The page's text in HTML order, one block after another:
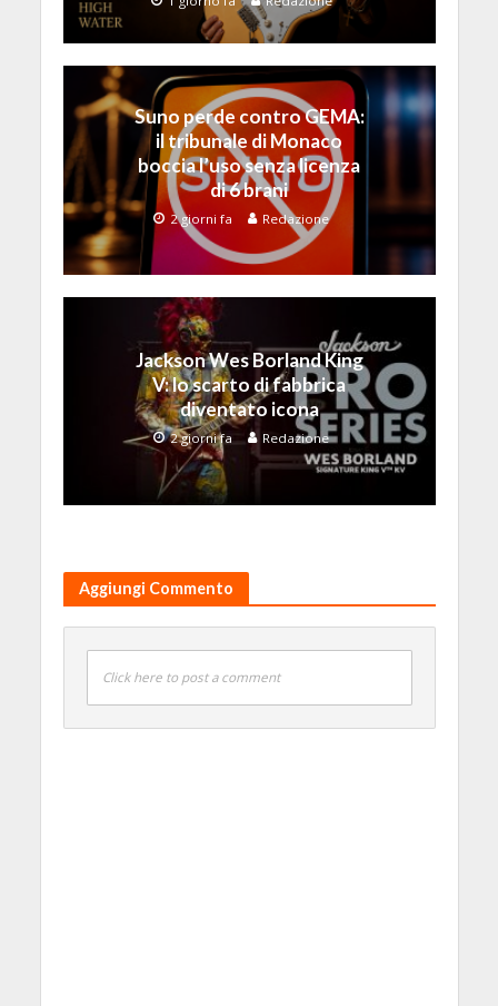
Suno perde contro GEMA:
il tribunale di Monaco
boccia l’uso senza licenza
di 6 brani
2 giorni fa Redazione
Jackson Wes Borland King
V: lo scarto di fabbrica
diventato icona
2 giorni fa Redazione
Aggiungi Commento
Click here to post a comment